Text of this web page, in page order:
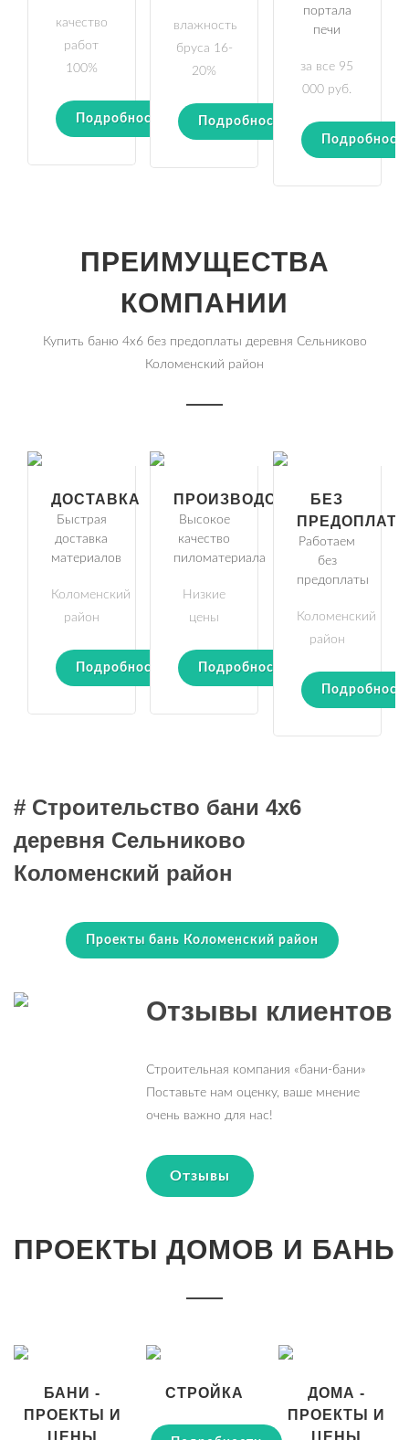
качество
работ
100%
Подробности
влажность
бруса 16-
20%
Подробности
портала
печи
за все 95
000 руб.
ПРЕИМУЩЕСТВА
КОМПАНИИ
Купить баню 4х6 без предоплаты деревня Сельниково
Коломенский район
ДОСТАВКА
Быстрая
доставка
материалов
Коломенский
район
Подробности
ПРОИЗВОДСТВО
Высокое
качество
пиломатериала
Низкие
цены
Подробности
БЕЗ
Работаем
без
предоплаты
Коломенский
район
# Строительство бани 4х6
деревня Сельниково
Коломенский район
Проекты бань Коломенский район
Отзывы клиентов
Строительная компания «бани-бани»
Поставьте нам оценку, ваше мнение
очень важно для нас!
Отзывы
ПРОЕКТЫ ДОМОВ И БАНЬ
БАНИ -
ПРОЕКТЫ И
ЦЕНЫ
СТРОЙКА
ДОМА -
ПРОЕКТЫ И
ЦЕНЫ